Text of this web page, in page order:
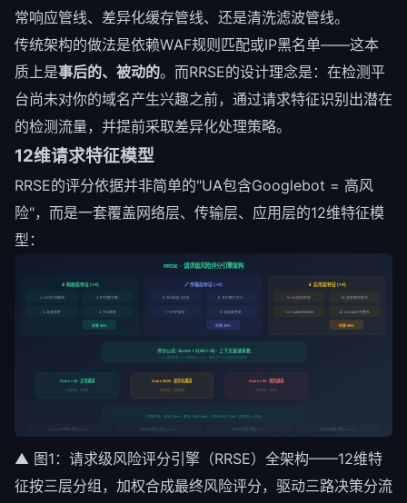
常响应管线、差异化缓存管线、还是清洗滤波管线。
传统架构的做法是依赖WAF规则匹配或IP黑名单——这本
质上是事后的、被动的。而RRSE的设计理念是：在检测平
台尚未对你的域名产生兴趣之前，通过请求特征识别出潜在
的检测流量，并提前采取差异化处理策略。
12维请求特征模型
RRSE的评分依据并非简单的"UA包含Googlebot = 高风
险"，而是一套覆盖网络层、传输层、应用层的12维特征模
型：
RRSE · 请求级风险评分引擎架构
📡 网络层特征 (×4)
1. AS号/归属地 2. IP信誉分数
3. 连接频率 4. TTL/跳数
权重 20%
🔗 传输层特征 (×4)
5. TLS指纹 (JA3) 6. TCP窗口大小
7. HTTP版本 8. 连接复用率
权重 30%
📱 应用层特征 (×4)
9. UA指纹匹配 10. 请求路径模式
11. Cookie/Referer 12. Accept头完整性
权重 50%
评分公式: Score = Σ(Wi × Si) · 上下文衰减系数
Wi=维度权重 · Si=单维得分(0-100) · 衰减=同一ASN内重复评分递减
Score < 30 · 正常通道
标准响应 · 全功能
Score 30-65 · 差异化通道
缓存免疫 · 指纹替换
Score > 65 · 清洗通道
安全内容 · 空响应
12维评分 · 延迟 0.8ms · 吞吐 100K req/s · 内存占用 2.3MB · 误判率 < 1.2%
Google评分侧重: 维度5+9+12 腾讯评分侧重: 维度3+9+10 反诈评分侧重: 维度1+5+7 APK评分侧重: 维度1+10+11
▲ 图1：请求级风险评分引擎（RRSE）全架构——12维特
征按三层分组，加权合成最终风险评分，驱动三路决策分流